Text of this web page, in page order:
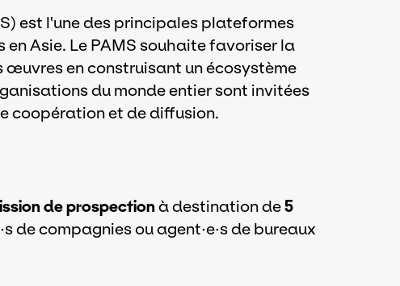
est l'une des principales plateformes
Asie. Le PAMS souhaite favoriser la
en construisant un écosystème
du monde entier sont invitées
coopération et de diffusion.
de prospectionà destination de5
de compagnies ou agent·e·s de bureaux